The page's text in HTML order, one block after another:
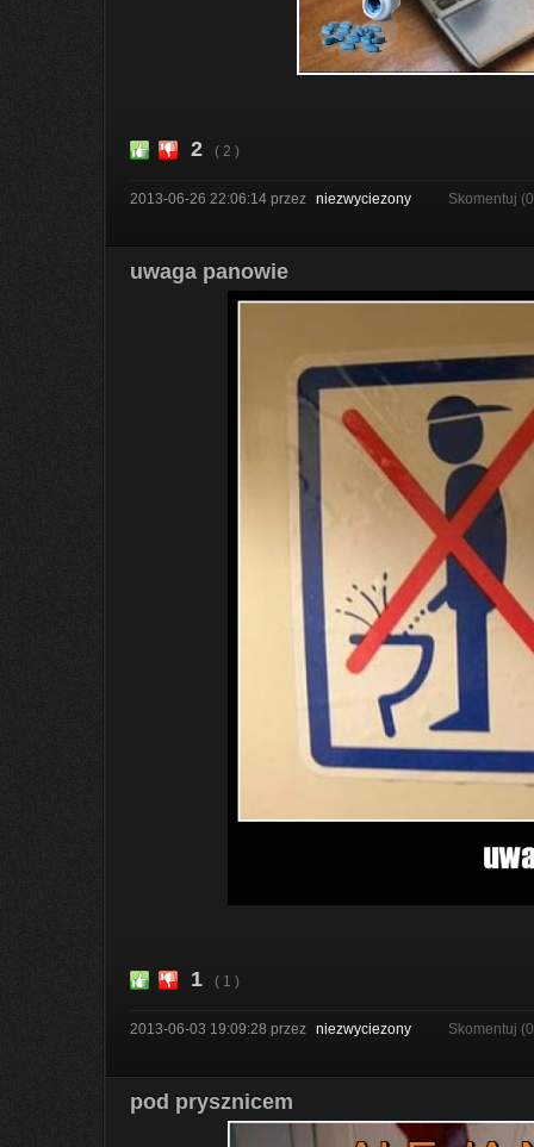
2 ( 2 )
2013-06-26 22:06:14 przez niezwyciezony Skomentuj
uwaga panowie
1 ( 1 )
2013-06-03 19:09:28 przez niezwyciezony Skomentuj
pod prysznicem